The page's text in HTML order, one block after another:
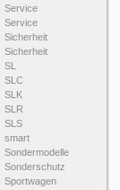
Service
Service
Sicherheit
Sicherheit
SL
SLC
SLK
SLR
SLS
smart
Sondermodelle
Sonderschutz
Sportwagen